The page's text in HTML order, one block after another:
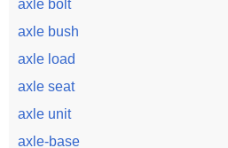
axle bolt
axle bush
axle load
axle seat
axle unit
axle-base